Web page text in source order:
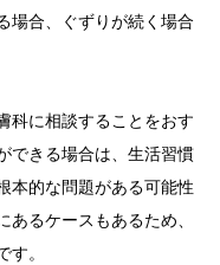
場合、ぐずりが続く場合
科に相談することをおす
できる場合は、生活習慣
本的な問題がある可能性
るケースもあるため、
。